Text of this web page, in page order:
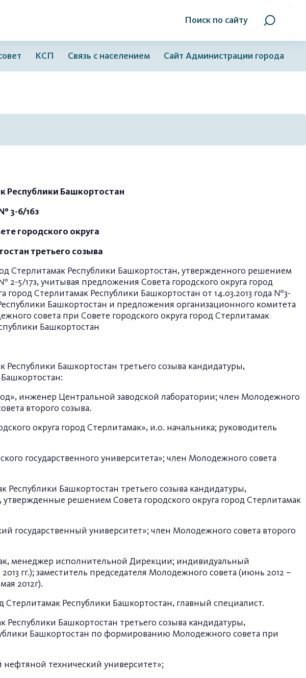
Поиск по сайту
КСП Связь с населением Сайт Администрации города
Республики Башкортостан
3-6/16з
городского округа
третьего созыва
Стерлитамак Республики Башкортостан, утвержденного решением
2-5/17з, учитывая предложения Совета городского округа город
Стерлитамак Республики Башкортостан от 14.03.2013 года №3-
Башкортостан и предложения организационного комитета
совета при Совете городского округа город Стерлитамак
Башкортостан
Башкортостан третьего созыва кандидатуры,
инженер Центральной заводской лаборатории; член Молодежного
второго созыва.
округа город Стерлитамак», и.о. начальника; руководитель
государственного университета»; член Молодежного совета
Республики Башкортостан третьего созыва кандидатуры,
решением Совета городского округа город Стерлитамак
государственный университет»; член Молодежного совета второго
менеджер исполнительной Дирекции; индивидуальный
гг.); заместитель председателя Молодежного совета (июнь 2012 –
2012г).
Республики Башкортостан, главный специалист.
Башкортостан третьего созыва кандидатуры,
Башкортостан по формированию Молодежного совета при
технический университет»;